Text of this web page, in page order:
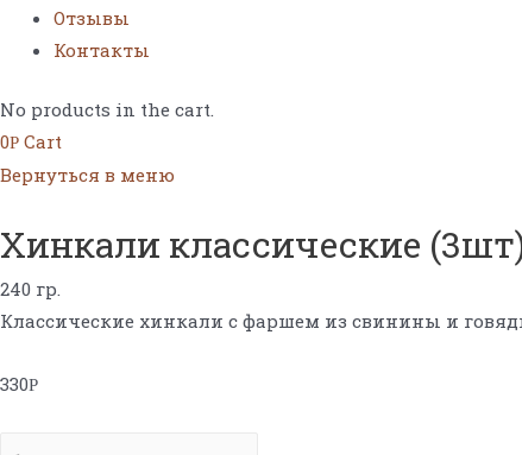
Отзывы
Контакты
No products in the cart.
0Р Cart
Вернуться в меню
Хинкали классические
240 гр.
Классические хинкали с фаршем из свинины и
330Р